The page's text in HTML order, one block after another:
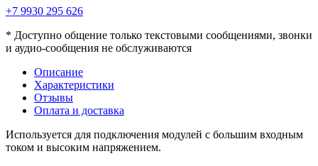
+7 9930 295 626
* Доступно общение только текстовыми сообщениями, звонки
и аудио-сообщения не обслуживаются
Описание
Характеристики
Отзывы
Оплата и доставка
Используется для подключения модулей с большим входным
током и высоким напряжением.